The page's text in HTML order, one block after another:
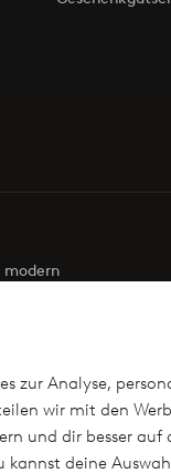
Analyse,
wir mit den
und dir besser
deine
modern